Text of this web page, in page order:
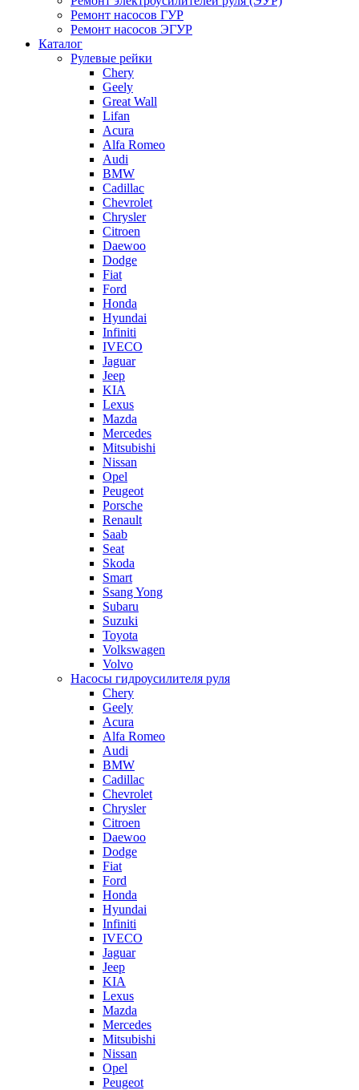
Ремонт насосов ГУР
Ремонт насосов ЭГУР
Каталог
Рулевые рейки
Chery
Geely
Great Wall
Lifan
Acura
Alfa Romeo
Audi
BMW
Cadillac
Chevrolet
Chrysler
Citroen
Daewoo
Dodge
Fiat
Ford
Honda
Hyundai
Infiniti
IVECO
Jaguar
Jeep
KIA
Lexus
Mazda
Mercedes
Mitsubishi
Nissan
Opel
Peugeot
Porsche
Renault
Saab
Seat
Skoda
Smart
Ssang Yong
Subaru
Suzuki
Toyota
Volkswagen
Volvo
Насосы гидроусилителя руля
Chery
Geely
Acura
Alfa Romeo
Audi
BMW
Cadillac
Chevrolet
Chrysler
Citroen
Daewoo
Dodge
Fiat
Ford
Honda
Hyundai
Infiniti
IVECO
Jaguar
Jeep
KIA
Lexus
Mazda
Mercedes
Mitsubishi
Nissan
Opel
Peugeot